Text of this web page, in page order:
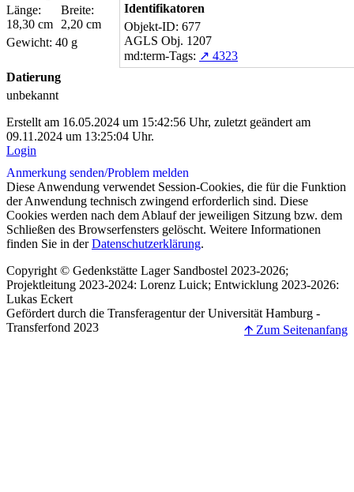
Länge:
18,30 cm
Breite:
2,20 cm
Gewicht: 40 g
Datierung
unbekannt
Identifikatoren
Objekt-ID: 677
AGLS Obj. 1207
md:term-Tags: ↗ 4323
Erstellt am 16.05.2024 um 15:42:56 Uhr, zuletzt geändert am
09.11.2024 um 13:25:04 Uhr.
Login
Anmerkung senden/Problem melden
Diese Anwendung verwendet Session-Cookies, die für die Funktion
der Anwendung technisch zwingend erforderlich sind. Diese
Cookies werden nach dem Ablauf der jeweiligen Sitzung bzw. dem
Schließen des Browserfensters gelöscht. Weitere Informationen
finden Sie in derDatenschutzerklärung.
Copyright © Gedenkstätte Lager Sandbostel 2023-2026;
Projektleitung 2023-2024: Lorenz Luick; Entwicklung 2023-2026:
Lukas Eckert
Gefördert durch die Transferagentur der Universität Hamburg -
Transferfond 2023
🡩 Zum Seitenanfang